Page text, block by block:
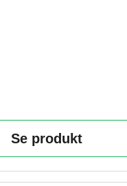
Se produkt